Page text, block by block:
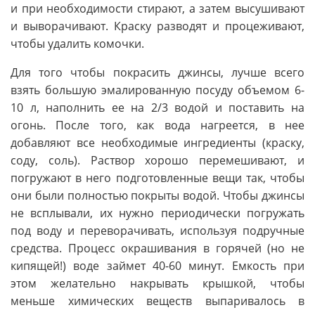
и при необходимости стирают, а затем высушивают
и выворачивают. Краску разводят и процеживают,
чтобы удалить комочки.
Для того чтобы покрасить джинсы, лучше всего
взять большую эмалированную посуду объемом 6-
10 л, наполнить ее на 2/3 водой и поставить на
огонь. После того, как вода нагреется, в нее
добавляют все необходимые ингредиенты (краску,
соду, соль). Раствор хорошо перемешивают, и
погружают в него подготовленные вещи так, чтобы
они были полностью покрыты водой. Чтобы джинсы
не всплывали, их нужно периодически погружать
под воду и переворачивать, используя подручные
средства. Процесс окрашивания в горячей (но не
кипящей!) воде займет 40-60 минут. Емкость при
этом желательно накрывать крышкой, чтобы
меньше химических веществ выпаривалось в